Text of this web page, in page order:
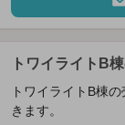
トワイライトB
トワイライトB棟
きます。